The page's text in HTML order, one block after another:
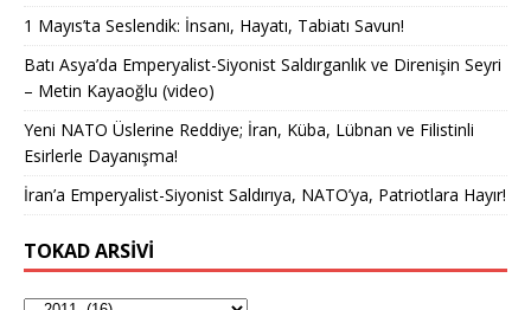
1 Mayıs’ta Seslendik: İnsanı, Hayatı, Tabiatı Savun!
Batı Asya’da Emperyalist-Siyonist Saldırganlık ve Direnişin Seyri
– Metin Kayaoğlu (video)
Yeni NATO Üslerine Reddiye; İran, Küba, Lübnan ve Filistinli
Esirlerle Dayanışma!
İran’a Emperyalist-Siyonist Saldırıya, NATO’ya, Patriotlara Hayır!
TOKAD ARSIVI